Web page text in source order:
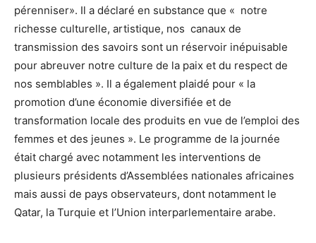
pérenniser». Il a déclaré en substance que « notre
richesse culturelle, artistique, nos canaux de
transmission des savoirs sont un réservoir inépuisable
pour abreuver notre culture de la paix et du respect de
nos semblables ». Il a également plaidé pour « la
promotion d’une économie diversifiée et de
transformation locale des produits en vue de l’emploi des
femmes et des jeunes ». Le programme de la journée
était chargé avec notamment les interventions de
plusieurs présidents d’Assemblées nationales africaines
mais aussi de pays observateurs, dont notamment le
Qatar, la Turquie et l’Union interparlementaire arabe.